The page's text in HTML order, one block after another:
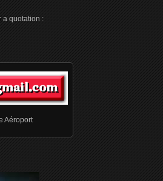
a quotation :
Aéroport